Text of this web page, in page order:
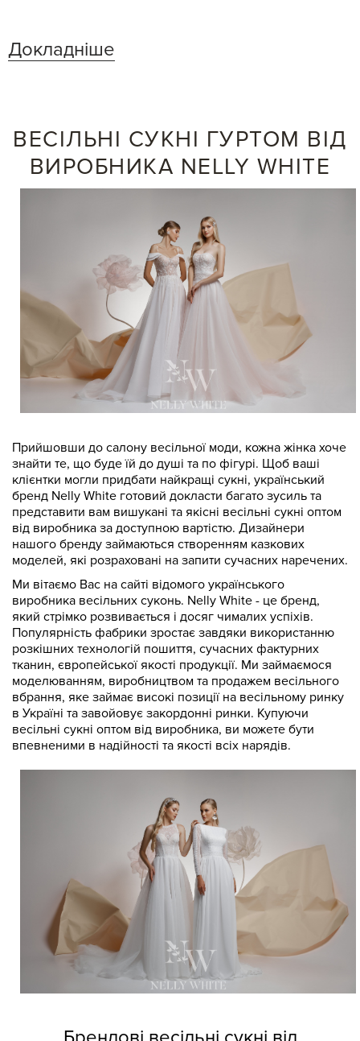
Докладніше
ВЕСІЛЬНІ СУКНІ ГУРТОМ ВІД
ВИРОБНИКА NELLY WHITE
Прийшовши до салону весільної моди, кожна жінка хоче
знайти те, що буде їй до душі та по фігурі. Щоб ваші
клієнтки могли придбати найкращі сукні, український
бренд Nelly White готовий докласти багато зусиль та
представити вам вишукані та якісні весільні сукні оптом
від виробника за доступною вартістю. Дизайнери
нашого бренду займаються створенням казкових
моделей, які розраховані на запити сучасних наречених.
Ми вітаємо Вас на сайті відомого українського
виробника весільних суконь. Nelly White - це бренд,
який стрімко розвивається і досяг чималих успіхів.
Популярність фабрики зростає завдяки використанню
розкішних технологій пошиття, сучасних фактурних
тканин, європейської якості продукції. Ми займаємося
моделюванням, виробництвом та продажем весільного
вбрання, яке займає високі позиції на весільному ринку
в Україні та завойовує закордонні ринки. Купуючи
весільні сукні оптом від виробника, ви можете бути
впевненими в надійності та якості всіх нарядів.